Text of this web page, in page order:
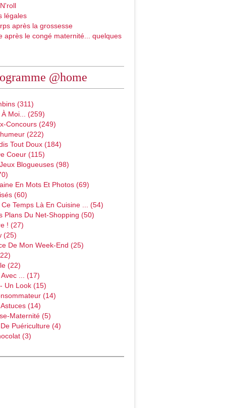
légales
après la grossesse
après le congé maternité... quelques
@home
(311)
À Moi... (259)
Concours (249)
(222)
Tout Doux (184)
Coeur (115)
Blogueuses (98)
En Mots Et Photos (69)
(60)
Temps Là En Cuisine ... (54)
Plans Du Net-Shopping (50)
! (27)
(25)
De Mon Week-End (25)
(22)
... (17)
Un Look (15)
(14)
(14)
Maternité (5)
Puériculture (4)
(3)